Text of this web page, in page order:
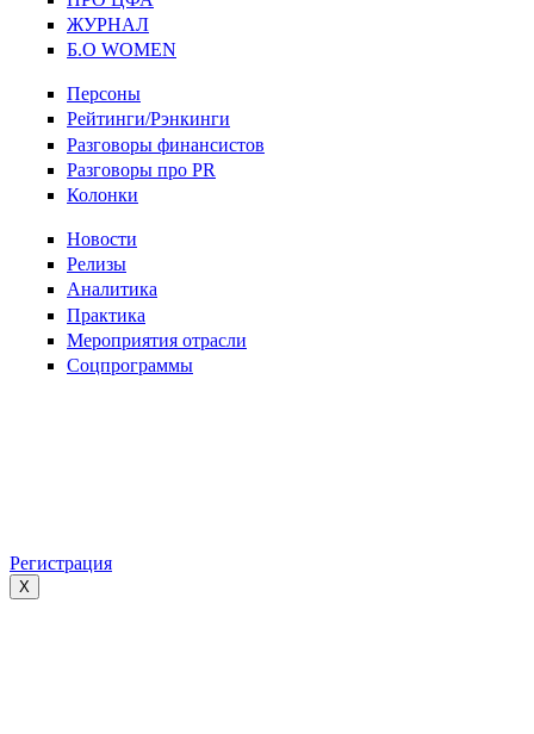
ЖУРНАЛ
Б.О WOMEN
Персоны
Рейтинги/Рэнкинги
Разговоры финансистов
Разговоры про PR
Колонки
Новости
Релизы
Аналитика
Практика
Мероприятия отрасли
Соцпрограммы
Регистрация
X